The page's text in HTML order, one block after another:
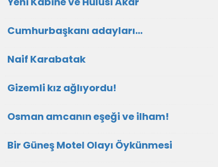
Cumhurbaşkanı adayları…
Naif Karabatak
Gizemli kız ağlıyordu!
Osman amcanın eşeği ve ilham!
Bir Güneş Motel Olayı Öykünmesi